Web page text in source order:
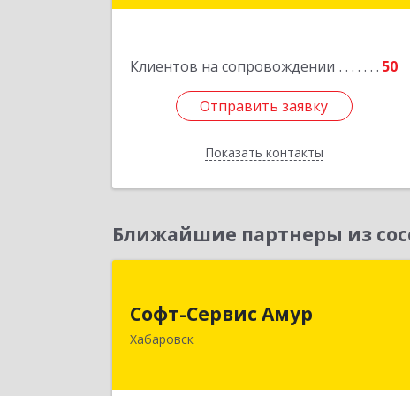
Клиентов на сопровождении 50
Отправить заявку
Показать контакты
Подробнее
Отправить заявку
Назад
Ближайшие партнеры из
Софт-Сервис Амур
Хабаровск
680000, Хабаровский край, Хабаровск
г, Муравьева-Амурского ул., дом № 4,